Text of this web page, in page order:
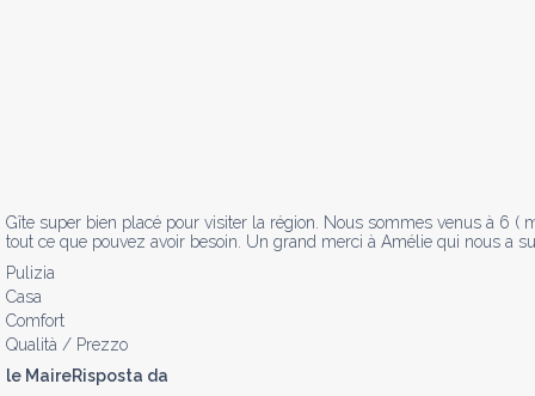
Gîte super bien placé pour visiter la région. Nous sommes venus à 6 (
tout ce que pouvez avoir besoin. Un grand merci à Amélie qui nous a
Pulizia
Casa
Comfort
Qualità / Prezzo
le MaireRisposta da